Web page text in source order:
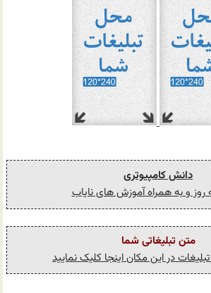
دانش کامپیوتری
روز و به همراه آموزش های نایاب
متن تبلیغاتی شما
در این مکان اینجا کلیک نمایید